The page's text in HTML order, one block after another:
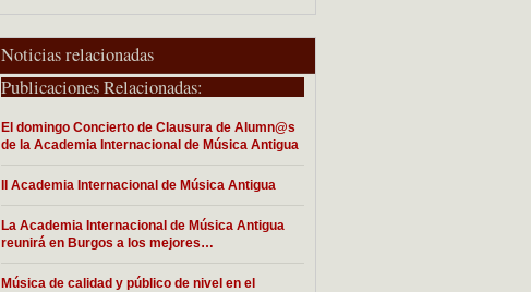
Noticias relacionadas
Publicaciones Relacionadas:
El domingo Concierto de Clausura de Alumn@s
de la Academia Internacional de Música Antigua
II Academia Internacional de Música Antigua
La Academia Internacional de Música Antigua
reunirá en Burgos a los mejores…
Música de calidad y público de nivel en el